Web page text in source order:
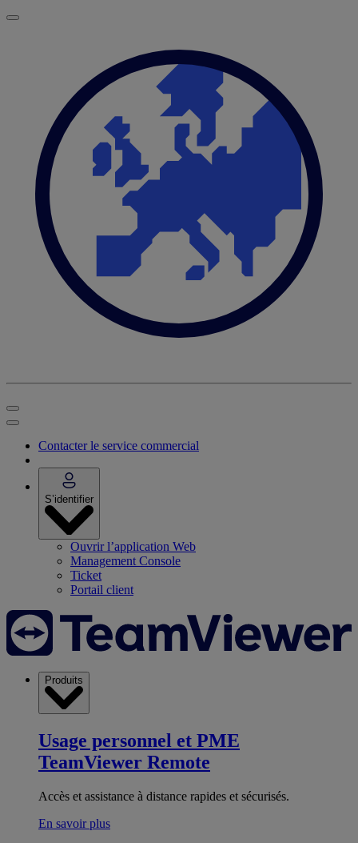
Contacter le service commercial
S’identifier
Ouvrir l’application Web
Management Console
Ticket
Portail client
Produits
Usage personnel et PME
TeamViewer Remote
Accès et assistance à distance rapides et sécurisés.
En savoir plus